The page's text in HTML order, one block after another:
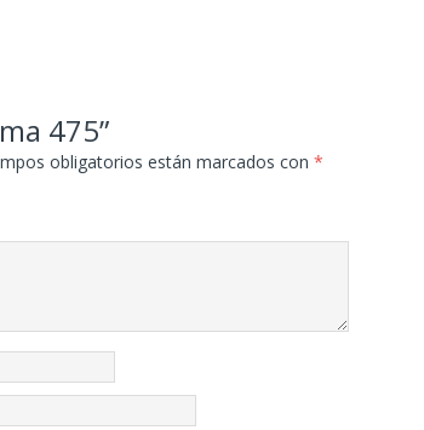
475”
obligatorios están marcados con *